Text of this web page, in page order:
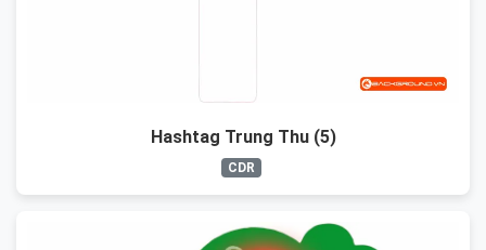
Hashtag Trung Thu (5)
CDR